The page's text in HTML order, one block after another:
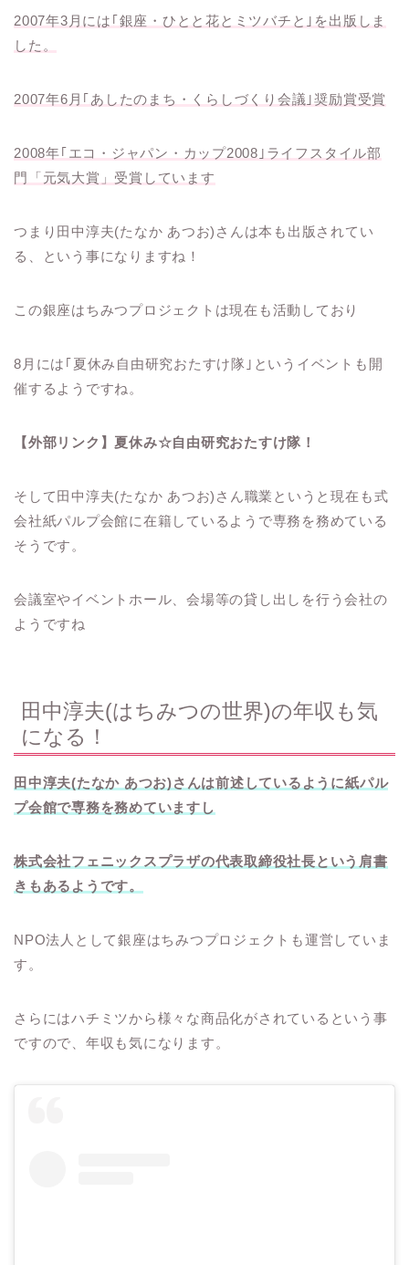
2007年3月には｢銀座・ひとと花とミツバチと｣を出版しま
した。
2007年6月｢あしたのまち・くらしづくり会議｣奨励賞受賞
2008年｢エコ・ジャパン・カップ2008｣ライフスタイル部
門「元気大賞」受賞しています
つまり田中淳夫(たなか あつお)さんは本も出版されてい
る、という事になりますね！
この銀座はちみつプロジェクトは現在も活動しており
8月には｢夏休み自由研究おたすけ隊｣というイベントも開
催するようですね。
【外部リンク】夏休み☆自由研究おたすけ隊！
そして田中淳夫(たなか あつお)さん職業というと現在も式
会社紙パルプ会館に在籍しているようで専務を務めている
そうです。
会議室やイベントホール、会場等の貸し出しを行う会社の
ようですね
田中淳夫(はちみつの世界)の年収も気
になる！
田中淳夫(たなか あつお)さんは前述しているように紙パル
プ会館で専務を務めていますし
株式会社フェニックスプラザの代表取締役社長という肩書
きもあるようです。
NPO法人として銀座はちみつプロジェクトも運営していま
す。
さらにはハチミツから様々な商品化がされているという事
ですので、年収も気になります。